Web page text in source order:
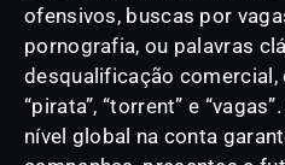
ofensivos, buscas por
pornografia, ou palavras
desqualificação comercial,
“pirata”, “torrent” e
nível global na conta